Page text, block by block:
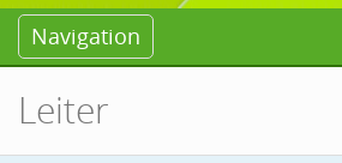
Navigation
Leiter